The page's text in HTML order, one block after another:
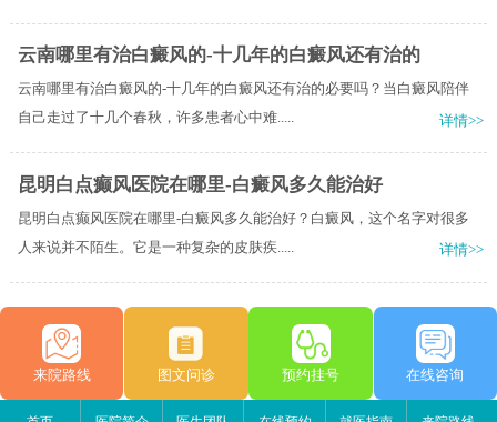
云南哪里有治白癜风的-十几年的白癜风还有治的
云南哪里有治白癜风的-十几年的白癜风还有治的必要吗？当白癜风陪伴
自己走过了十几个春秋，许多患者心中难.....
详情>>
昆明白点癫风医院在哪里-白癜风多久能治好
昆明白点癫风医院在哪里-白癜风多久能治好？白癜风，这个名字对很多
人来说并不陌生。它是一种复杂的皮肤疾.....
详情>>
来院路线 图文问诊 预约挂号 在线咨询